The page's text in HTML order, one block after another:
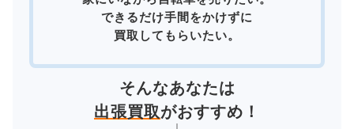
できるだけ手間をかけずに
買取してもらいたい。
そんなあなたは
出張買取がおすすめ！